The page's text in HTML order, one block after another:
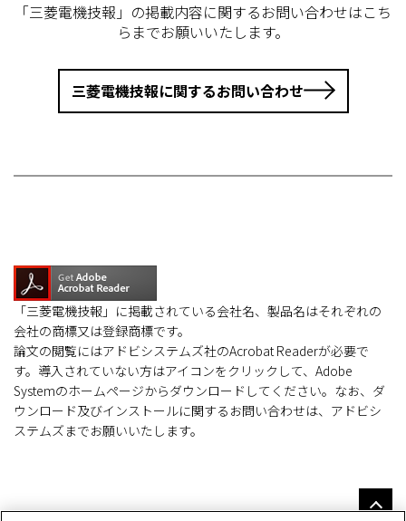
「三菱電機技報」の掲載内容に関するお問い合わせはこち
らまでお願いいたします。
三菱電機技報に関するお問い合わせ
「三菱電機技報」に掲載されている会社名、製品名はそれぞれの
会社の商標又は登録商標です。
論文の閲覧にはアドビシステムズ社のAcrobat Readerが必要で
す。導入されていない方はアイコンをクリックして、Adobe
Systemのホームページからダウンロードしてください。なお、ダ
ウンロード及びインストールに関するお問い合わせは、アドビシ
ステムズまでお願いいたします。